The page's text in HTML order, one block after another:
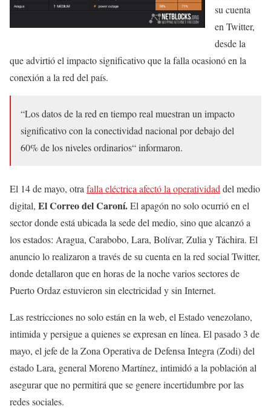
su cuenta
en Twitter,
desde la
que advirtió el impacto significativo que la falla ocasionó en la
conexión a la red del país.
“Los datos de la red en tiempo real muestran un impacto
significativo con la conectividad nacional por debajo del
60% de los niveles ordinarios“ informaron.
El 14 de mayo, otrafalla eléctrica afectó la operatividaddel medio
digital, El Correo del Caroní.El apagón no solo ocurrió en el
sector donde está ubicada la sede del medio, sino que alcanzó a
los estados: Aragua, Carabobo, Lara, Bolívar, Zulia y Táchira. El
anuncio lo realizaron a través de su cuenta en la red social Twitter,
donde detallaron que en horas de la noche varios sectores de
Puerto Ordaz estuvieron sin electricidad y sin Internet.
Las restricciones no solo están en la web, el Estado venezolano,
intimida y persigue a quienes se expresan en línea. El pasado 3 de
mayo, el jefe de la Zona Operativa de Defensa Integra (Zodi) del
estado Lara, general Moreno Martínez, intimidó a la población al
asegurar que no permitirá que se genere incertidumbre por las
redes sociales.